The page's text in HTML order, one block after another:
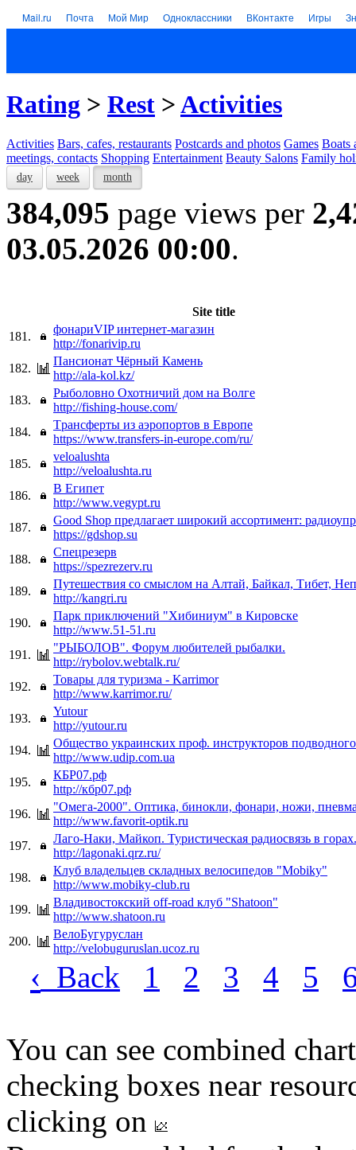
Mail.ru Почта Мой Мир Одноклассники ВКонтакте Игры
Rating > Rest >Activities
Activities Bars, cafes, restaurants Postcards and photos Games Boats
meetings, contacts Shopping Entertainment Beauty Salons Family
day week month
384,095 page views per
03.05.2026 00:00.
Site title
181.
фонариVIP интернет-магазин
http://fonarivip.ru
182.
Пансионат Чёрный Камень
http://ala-kol.kz/
183.
Рыболовно Охотничий дом на Волге
http://fishing-house.com/
184.
Tрансферты из аэропортов в Европе
https://www.transfers-in-europe.com/ru/
185.
veloalushta
http://veloalushta.ru
186.
В Египет
http://www.vegypt.ru
187.
Good Shop предлагает широкий ассортимент:
https://gdshop.su
188.
Спецрезерв
https://spezrezerv.ru
189.
Путешествия со смыслом на Алтай, Байкал, Тибет,
http://kangri.ru
190.
Парк приключений "Хибиниум" в Кировске
http://www.51-51.ru
191.
"РЫБОЛОВ". Форум любителей рыбалки.
http://rybolov.webtalk.ru/
192.
Товары для туризма - Karrimor
http://www.karrimor.ru/
193.
Yutour
http://yutour.ru
194.
Общество украинских проф. инструкторов
http://www.udip.com.ua
195.
КБР07.рф
http://кбр07.рф
196.
"Омега-2000". Оптика, бинокли, фонари, ножи,
http://www.favorit-optik.ru
197.
Лаго-Наки, Майкоп. Туристическая радиосвязь в горах.
http://lagonaki.qrz.ru/
198.
Клуб владельцев складных велосипедов "Mobiky"
http://www.mobiky-club.ru
199.
Владивостокский off-road клуб "Shatoon"
http://www.shatoon.ru
200.
ВелоБугуруслан
http://velobuguruslan.ucoz.ru
‹ Back 1 2 3 4 5
You can see combined
checking boxes near
clicking on